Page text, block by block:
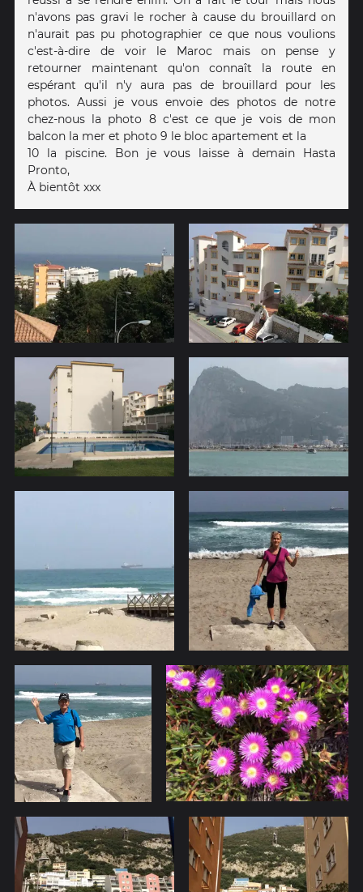
n'avons pas gravi le rocher à cause du brouillard on
n'aurait pas pu photographier ce que nous voulions
c'est-à-dire de voir le Maroc mais on pense y
retourner maintenant qu'on connaît la route en
espérant qu'il n'y aura pas de brouillard pour les
photos. Aussi je vous envoie des photos de notre
chez-nous la photo 8 c'est ce que je vois de mon
balcon la mer et photo 9 le bloc apartement et la
10 la piscine. Bon je vous laisse à demain Hasta
Pronto,
À bientôt xxx